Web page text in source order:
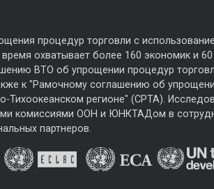
процедур торговли с
охватывает более 160 экономик и
ВТО об упрощении процедур
к "Рамочному соглашению об
Тихоокеанском регионе" (CPTA).
комиссиями ООН и ЮНКТАДом в
партнеров.